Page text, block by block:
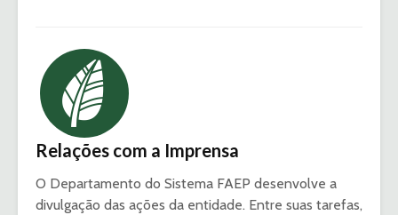
Relações com a Imprensa
O Departamento do Sistema FAEP desenvolve a
divulgação das ações da entidade. Entre suas tarefas,